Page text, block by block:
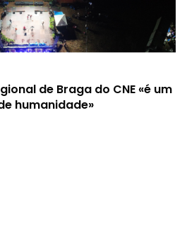
de Braga do CNE «é um
humanidade»